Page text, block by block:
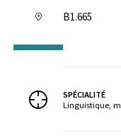
B1.665
SPÉCIALITÉ
Linguistique,